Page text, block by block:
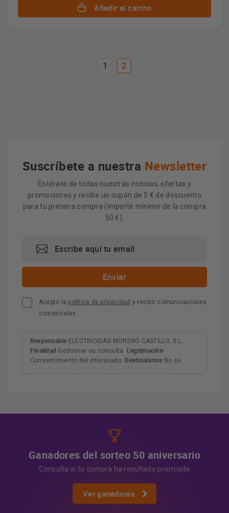
Añadir al carrito
1 2
Suscríbete a nuestra Newsletter
Entérate de todas nuestras noticias, ofertas y
promociones y recibe un cupón de 5 € de descuento
para tu primera compra (importe mínimo de la compra
50 €).
Acepto la política de privacidad y recibir comunicaciones
comerciales
Responsable ELECTRICIDAD MORENO CASTILLO, S.L.
Finalidad Gestionar su consulta. Legitimación
Consentimiento del interesado. Destinatarios No se
Ganadores del sorteo 50 aniversario
Consulta si tu compra ha resultado premiada
Ver ganadores